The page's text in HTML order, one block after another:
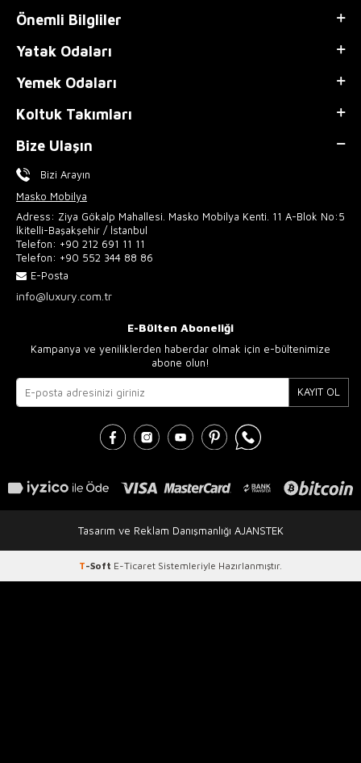
Önemli Bilgliler
Yatak Odaları
Yemek Odaları
Koltuk Takımları
Bize Ulaşın
Bizi Arayın
Masko Mobilya
Adress: Ziya Gökalp Mahallesi. Masko Mobilya Kenti. 11 A-Blok No:5
İkitelli-Başakşehir / İstanbul
Telefon: +90 212 691 11 11
Telefon: +90 552 344 88 86
E-Posta
info@luxury.com.tr
E-Bülten Aboneliği
Kampanya ve yeniliklerden haberdar olmak için e-bültenimize
abone olun!
KAYIT OL
Tasarım ve Reklam Danışmanlığı AJANSTEK
T-Soft E-Ticaret Sistemleriyle Hazırlanmıştır.